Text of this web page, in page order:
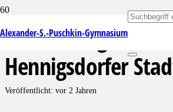
Alexander-S.-Puschkin-Gymnasium
Kunstkurs gestaltet
Hennigsdorfer
Veröffentlicht: vor 2 Jahren